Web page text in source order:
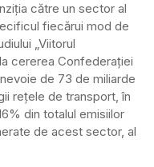
către un sector al
fiecărui mod de
„Viitorul
cererea Confederației
de 73 de miliarde
reţele de transport, în
din totalul emisiilor
de acest sector, al